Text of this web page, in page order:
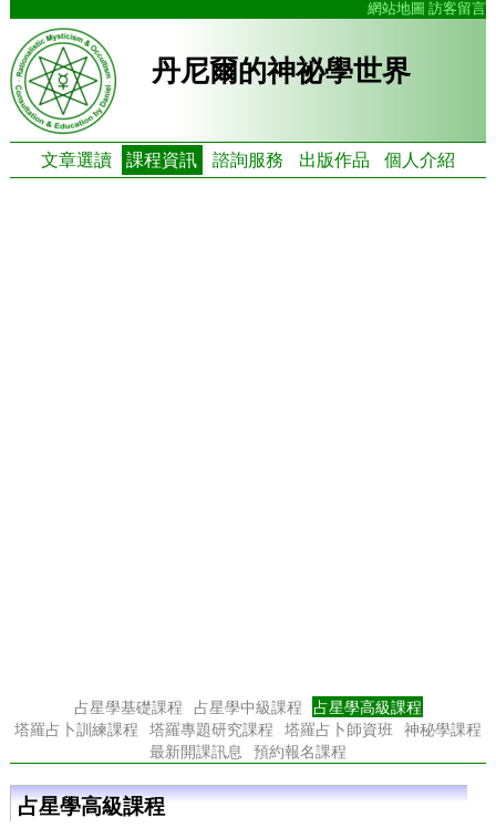
網站地圖 訪客留言
丹尼爾的神祕學世界
文章選讀 課程資訊 諮詢服務 出版作品 個人介紹
占星學基礎課程 占星學中級課程
占星學高級課程
塔羅占卜訓練課程
塔羅專題研究課程 塔羅占卜師資班
神秘學課程
最新開課訊息
預約報名課程
占星學高級課程